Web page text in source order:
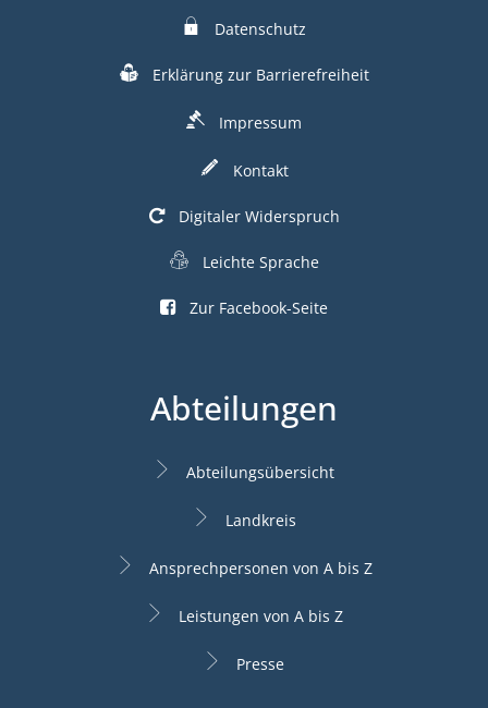
Datenschutz
Erklärung zur Barrierefreiheit
Impressum
Kontakt
Digitaler Widerspruch
Leichte Sprache
Zur Facebook-Seite
Abteilungen
Abteilungsübersicht
Landkreis
Ansprechpersonen von A bis Z
Leistungen von A bis Z
Presse